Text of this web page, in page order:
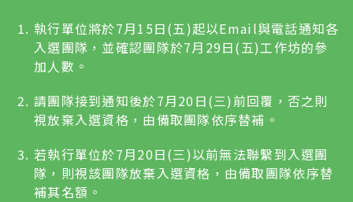
執行單位將於7月15日(五)起以Email與電話通知各
入選團隊，並確認團隊於7月29日(五)工作坊的參
加人數。
請團隊接到通知後於7月20日(三)前回覆，否之則
視放棄入選資格，由備取團隊依序替補。
若執行單位於7月20日(三)以前無法聯繫到入選團
隊，則視該團隊放棄入選資格，由備取團隊依序替
補其名額。